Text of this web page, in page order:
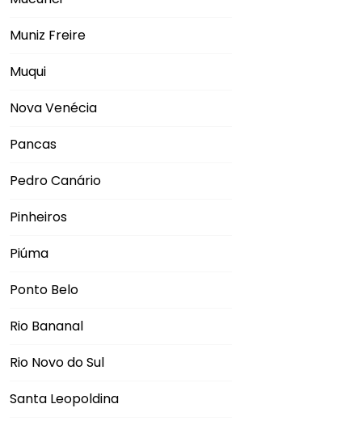
Muniz Freire
Muqui
Nova Venécia
Pancas
Pedro Canário
Pinheiros
Piúma
Ponto Belo
Rio Bananal
Rio Novo do Sul
Santa Leopoldina